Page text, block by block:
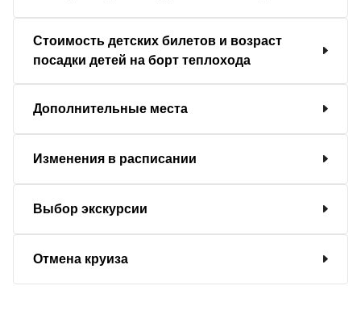
Стоимость детских билетов и возраст
посадки детей на борт теплохода
Дополнительные места
Изменения в расписании
Выбор экскурсии
Отмена круиза